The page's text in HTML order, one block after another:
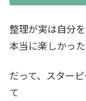
整理が実は自分
本当に楽しかった
だって、スター
て